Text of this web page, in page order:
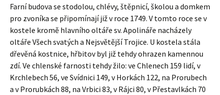
Farní budova se stodolou, chlévy, štěpnicí, školou a domkem
pro zvoníka se připomínají již v roce 1749. V tomto roce se v
kostele kromě hlavního oltáře sv. Apolináře nacházely
oltáře Všech svatých a Nejsvětější Trojice. U kostela stála
dřevěná kostnice, hřbitov byl již tehdy ohrazen kamennou
zdí. Ve chlenské farnosti tehdy žilo: ve Chlenech 159 lidí, v
Krchlebech 56, ve Svídnici 149, v Horkách 122, na Prorubech
a v Prorubkách 88, na Vrbici 83, v Rájci 80, v Přestavlkách 70